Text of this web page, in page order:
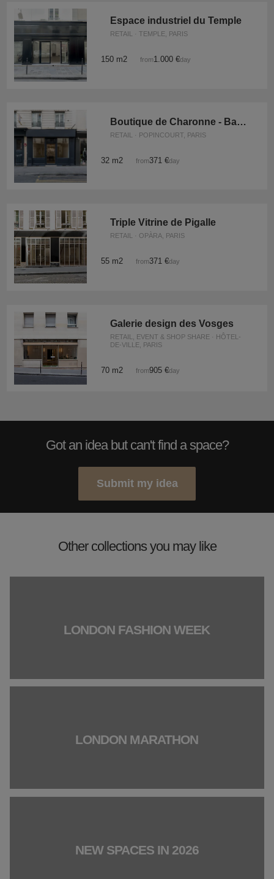
Espace industriel du Temple
RETAIL · TEMPLE, PARIS
150 m2 from1.000 €/day
Boutique de Charonne - Bastille
RETAIL · POPINCOURT, PARIS
32 m2 from371 €/day
Triple Vitrine de Pigalle
RETAIL · OPÀRA, PARIS
55 m2 from371 €/day
Galerie design des Vosges
RETAIL, EVENT & SHOP SHARE · HÔTEL-
DE-VILLE, PARIS
70 m2 from905 €/day
Got an idea but can't find a space?
Submit my idea
Other collections you may like
LONDON FASHION WEEK
LONDON MARATHON
NEW SPACES IN 2026